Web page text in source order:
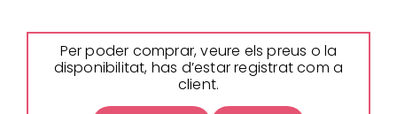
Per poder comprar, veure els preus o la
disponibilitat, has d’estar registrat com a
client.